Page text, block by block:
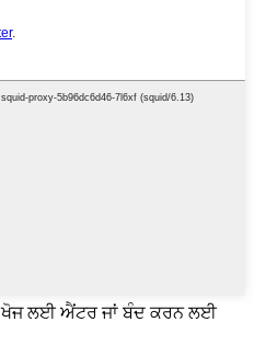
ਖੋਜ ਲਈ ਐਂਟਰ ਜਾਂ ਬੰਦ ਕਰਨ ਲਈ